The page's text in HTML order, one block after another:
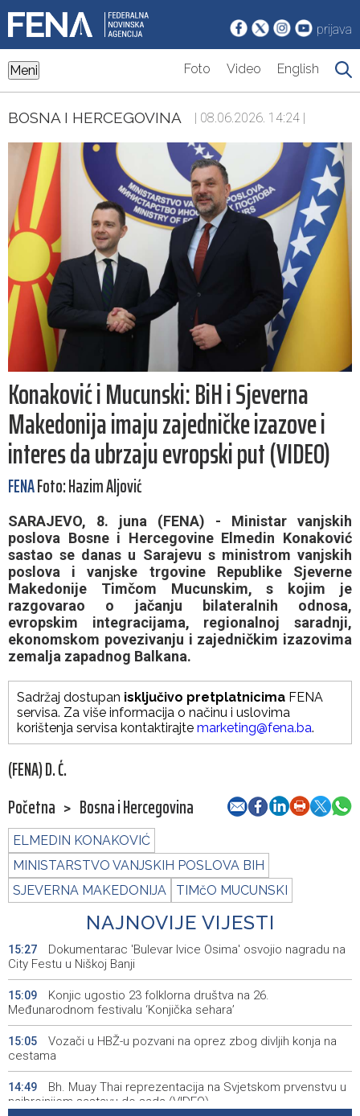
prijava
Meni Foto Video English
BOSNA I HERCEGOVINA | 08.06.2026. 14:24 |
Konaković i Mucunski: BiH i Sjeverna
Makedonija imaju zajedničke izazove i
interes da ubrzaju evropski put (VIDEO)
FENAFoto: Hazim Aljović
SARAJEVO, 8. juna (FENA) - Ministar vanjskih
poslova Bosne i Hercegovine Elmedin Konaković
sastao se danas u Sarajevu s ministrom vanjskih
poslova i vanjske trgovine Republike Sjeverne
Makedonije Timčom Mucunskim, s kojim je
razgovarao o jačanju bilateralnih odnosa,
evropskim integracijama, regionalnoj saradnji,
ekonomskom povezivanju i zajedničkim izazovima
zemalja zapadnog Balkana.
Sadržaj dostupan isključivo pretplatnicima FENA
servisa. Za više informacija o načinu i uslovima
korištenja servisa kontaktirajte marketing@fena.ba.
(FENA) D. Ć.
Početna > Bosna i Hercegovina
ELMEDIN KONAKOVIĆ
MINISTARSTVO VANJSKIH POSLOVA BIH
SJEVERNA MAKEDONIJA
TIMčO MUCUNSKI
NAJNOVIJE VIJESTI
15:27
Dokumentarac 'Bulevar Ivice Osima' osvojio nagradu na
City Festu u Niškoj Banji
15:09
Konjic ugostio 23 folklorna društva na 26.
Međunarodnom festivalu ‘Konjička sehara’
15:05
Vozači u HBŽ-u pozvani na oprez zbog divljih konja na
cestama
14:49
Bh. Muay Thai reprezentacija na Svjetskom prvenstvu u
najbrojnijem sastavu do sada (VIDEO)